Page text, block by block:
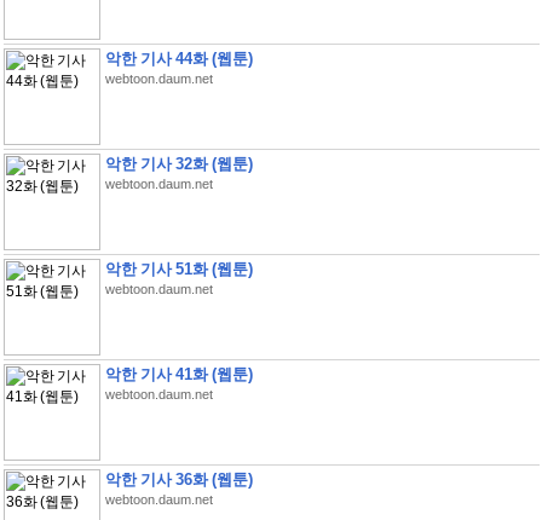
악한 기사 44화 (웹툰)
webtoon.daum.net
악한 기사 32화 (웹툰)
webtoon.daum.net
악한 기사 51화 (웹툰)
webtoon.daum.net
악한 기사 41화 (웹툰)
webtoon.daum.net
악한 기사 36화 (웹툰)
webtoon.daum.net